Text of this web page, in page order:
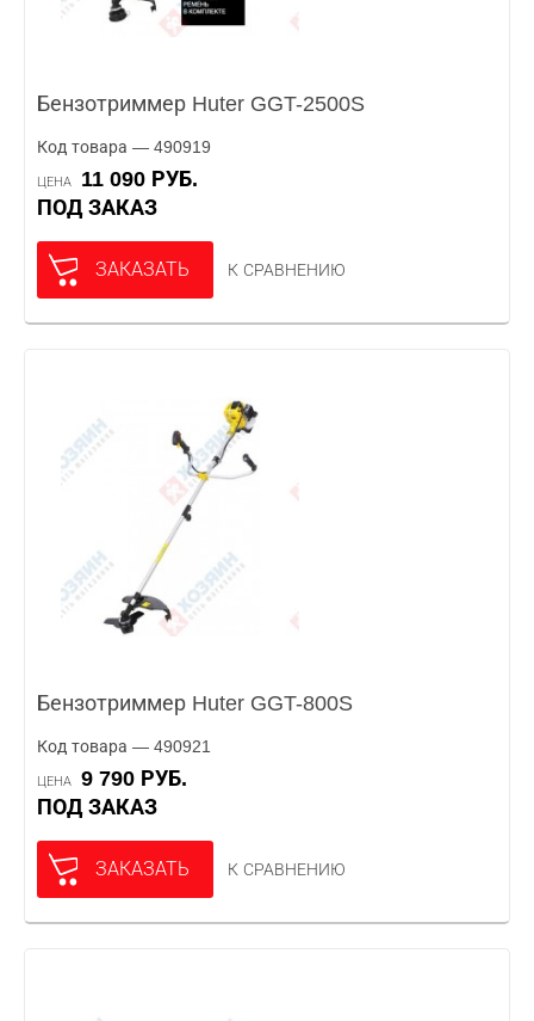
Бензотриммер Huter GGT-2500S
Код товара — 490919
ЦЕНА
11 090 РУБ.
ПОД ЗАКАЗ
ЗАКАЗАТЬ К СРАВНЕНИЮ
Бензотриммер Huter GGT-800S
Код товара — 490921
ЦЕНА
9 790 РУБ.
ПОД ЗАКАЗ
ЗАКАЗАТЬ К СРАВНЕНИЮ